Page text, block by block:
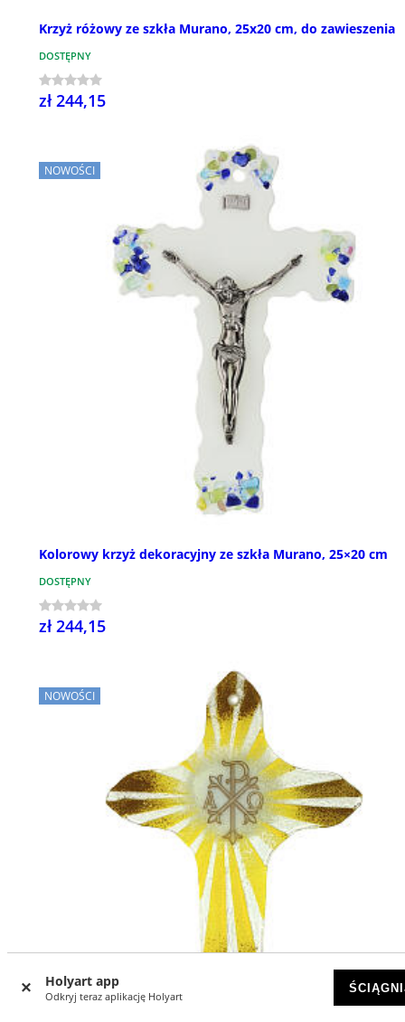
Holyart app
Odkryj teraz aplikację Holyart
Krzyż różowy ze szkła Murano, 25x20 cm, do zawieszenia
DOSTĘPNY
zł 244,15
NOWOŚCI
Kolorowy krzyż dekoracyjny ze szkła Murano, 25×20 cm
DOSTĘPNY
zł 244,15
NOWOŚCI